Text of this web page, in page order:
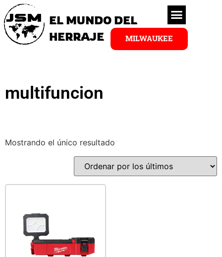
EL MUNDO DEL
HERRAJE
MILWAUKEE
multifuncion
Mostrando el único resultado